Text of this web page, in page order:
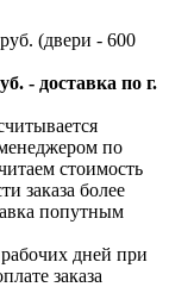
(двери - 600
- доставка по г.
по
стоимость
заказа более
попутным
рабочих дней при
заказа